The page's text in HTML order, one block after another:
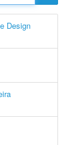
Design